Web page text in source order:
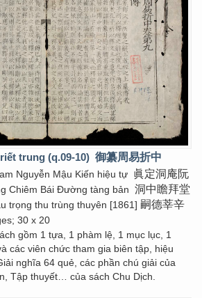
trung (q.09-10) 御纂周易折中
Nguyễn Mậu Kiến hiệu tự 眞定洞庵阮
Chiêm Bái Đường tàng bản 洞中瞻拜堂
trọng thu trùng thuyên [1861] 嗣德莘辛
30 x 20
gồm 1 tựa, 1 phàm lệ, 1 mục lục, 1
các viên chức tham gia biên tập, hiệu
nghĩa 64 quẻ, các phần chú giải của
Tập thuyết… của sách Chu Dịch.